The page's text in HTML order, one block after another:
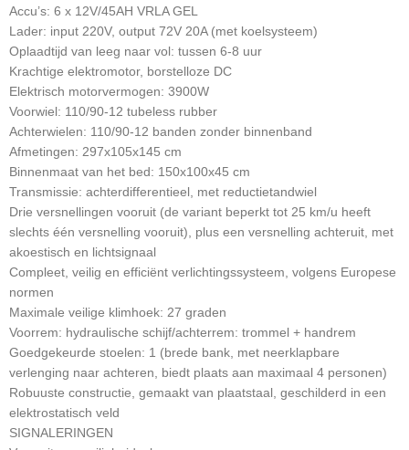
Accu’s: 6 x 12V/45AH VRLA GEL
Lader: input 220V, output 72V 20A (met koelsysteem)
Oplaadtijd van leeg naar vol: tussen 6-8 uur
Krachtige elektromotor, borstelloze DC
Elektrisch motorvermogen: 3900W
Voorwiel: 110/90-12 tubeless rubber
Achterwielen: 110/90-12 banden zonder binnenband
Afmetingen: 297x105x145 cm
Binnenmaat van het bed: 150x100x45 cm
Transmissie: achterdifferentieel, met reductietandwiel
Drie versnellingen vooruit (de variant beperkt tot 25 km/u heeft
slechts één versnelling vooruit), plus een versnelling achteruit, met
akoestisch en lichtsignaal
Compleet, veilig en efficiënt verlichtingssysteem, volgens Europese
normen
Maximale veilige klimhoek: 27 graden
Voorrem: hydraulische schijf/achterrem: trommel + handrem
Goedgekeurde stoelen: 1 (brede bank, met neerklapbare
verlenging naar achteren, biedt plaats aan maximaal 4 personen)
Robuuste constructie, gemaakt van plaatstaal, geschilderd in een
elektrostatisch veld
SIGNALERINGEN